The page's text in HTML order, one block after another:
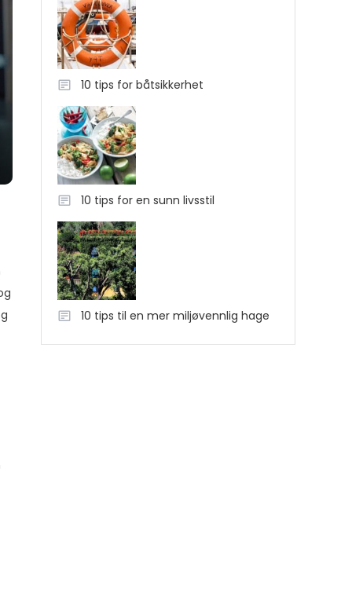
10 tips for båtsikkerhet
10 tips for en sunn livsstil
10 tips til en mer miljøvennlig hage